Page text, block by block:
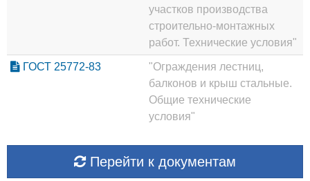
участков производства
строительно-монтажных
работ. Технические условия"
ГОСТ 25772-83
"Ограждения лестниц,
балконов и крыш стальные.
Общие технические
условия"
Перейти к документам